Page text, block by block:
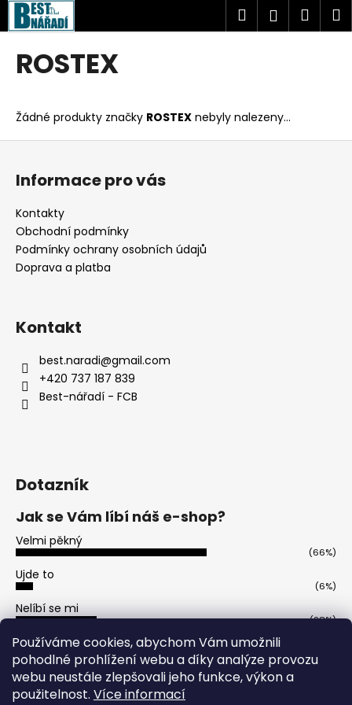
Používáme cookies, abychom Vám umožnili
pohodlné prohlížení webu a díky analýze provozu
webu neustále zlepšovali jeho funkce, výkon a
použitelnost. Více informací
Přejít
obsah
Hledat
ROSTEX
Žádné produkty značky ROSTEX nebyly nalezeny...
K
o
o
p
o
t
ř
e
b
u
j
e
a
D
o
p
o
r
u
Z
Informace pro vás
Kontakty
Obchodní podmínky
Podmínky ochrany osobních údajů
Doprava a platba
Kontakt
best.naradi@gmail.com
+420 737 187 839
Best-nářadí - FCB
Dotazník
Jak se Vám líbí náš e-shop?
Velmi pěkný
(66%)
Ujde to
(6%)
Nelíbí se mi
(28%)
Počet hlasů:50